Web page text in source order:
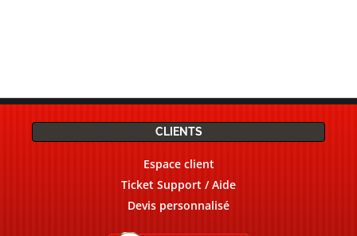
CLIENTS
Espace client
Ticket Support / Aide
Devis personnalisé